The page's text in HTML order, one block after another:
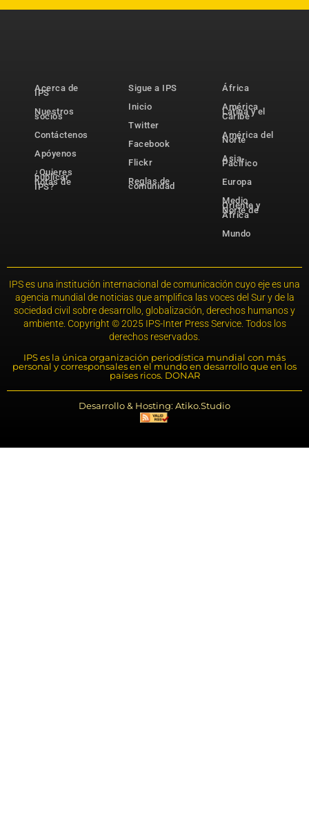
Acerca de
IPS
Nuestros
socios
Contáctenos
Apóyenos
¿Quieres
publicar
notas de
IPS?
Sigue a IPS
Inicio
Twitter
Facebook
Flickr
Reglas de
comunidad
África
América
Latina y el
Caribe
América del
Norte
Asia-
Pacífico
Europa
Medio
Oriente y
Norte de
África
Mundo
IPS es una institución internacional de comunicación cuyo eje es una
agencia mundial de noticias que amplifica las voces del Sur y de la
sociedad civil sobre desarrollo, globalización, derechos humanos y
ambiente. Copyright © 2025 IPS-Inter Press Service. Todos los
derechos reservados.
IPS es la única organización periodística mundial con más
personal y corresponsales en el mundo en desarrollo que en los
países ricos. DONAR
Desarrollo & Hosting: Atiko.Studio